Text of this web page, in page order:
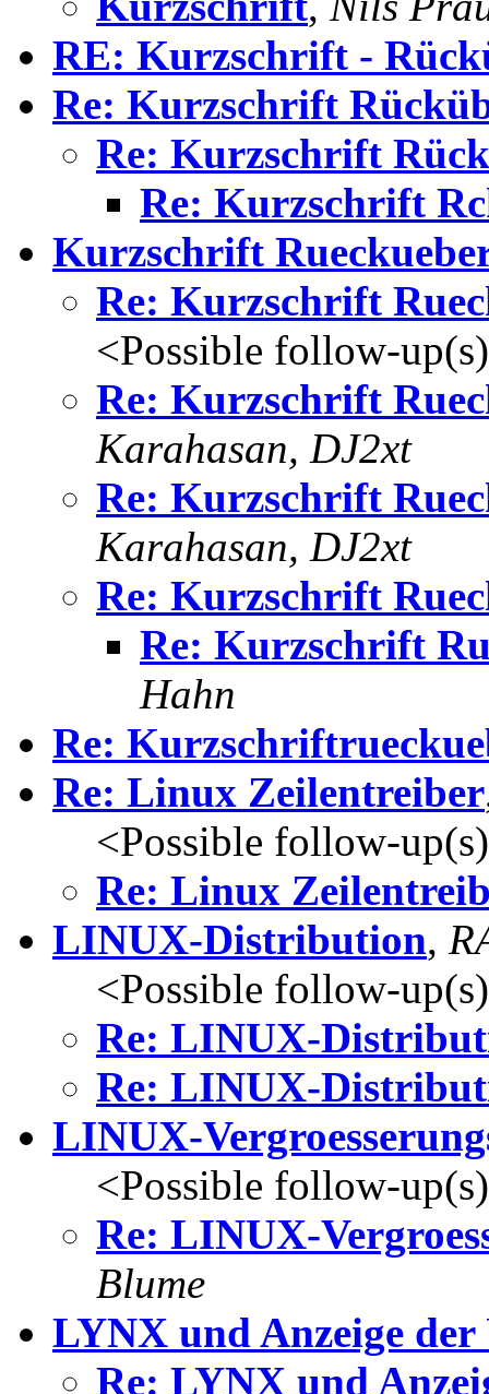
RE: Kurzschrift -
Re: Kurzschrift
Re: Kurzschrift
Re: Kurzschrift
Kurzschrift
Re: Kurzschrift
<Possible follow-
Re: Kurzschrift
Karahasan, DJ2xt
Re: Kurzschrift
Karahasan, DJ2xt
Re: Kurzschrift
Re: Kurzschrift
Hahn
Re:
Re: Linux Zeilentreiber
<Possible follow-
Re: Linux
LINUX-Distribution,
<Possible follow-
Re: LINUX-
Re: LINUX-
LINUX-
<Possible follow-
Re: LINUX-
Blume
LYNX und Anzeige
Re: LYNX und